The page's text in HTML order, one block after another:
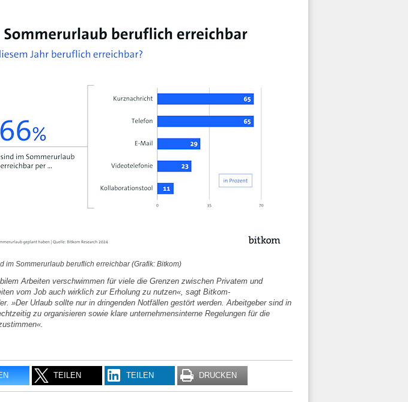
im Sommerurlaub beruflich erreichbar (Grafik: Bitkom)
Arbeiten verschwimmen für viele die Grenzen zwischen Privatem und
vom Job auch wirklich zur Erholung zu nutzen«, sagt Bitkom-
»Der Urlaub sollte nur in dringenden Notfällen gestört werden. Arbeitgeber sind in
zu organisieren sowie klare unternehmensinterne Regelungen für die
TEILEN TEILEN DRUCKEN